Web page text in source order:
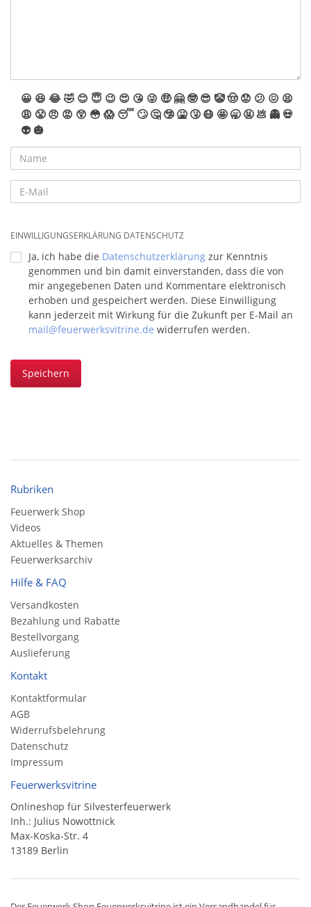
😀 😆 😂🤣 😊 😇 😉 😍 😘 😜 🤑 🤗 🤓 😎 🤡🤠 😟 😕 😖 😫
😩 😤 😠 😡 😲 😳 😱 😴 🙄 🤔 🤥 🤮 🤧 😷 🤩 🥱 🤬 💩 👻 💀
👽 🎃
EINWILLIGUNGSERKLÄRUNG DATENSCHUTZ
Ja, ich habe die Datenschutzerklärung zur Kenntnis
genommen und bin damit einverstanden, dass die von
mir angegebenen Daten und Kommentare elektronisch
erhoben und gespeichert werden. Diese Einwilligung
kann jederzeit mit Wirkung für die Zukunft per E-Mail an
mail@feuerwerksvitrine.de widerrufen werden.
Speichern
Rubriken
Feuerwerk Shop
Videos
Aktuelles & Themen
Feuerwerksarchiv
Hilfe & FAQ
Versandkosten
Bezahlung und Rabatte
Bestellvorgang
Auslieferung
Kontakt
Kontaktformular
AGB
Widerrufsbelehrung
Datenschutz
Impressum
Feuerwerksvitrine
Onlineshop für Silvesterfeuerwerk
Inh.: Julius Nowottnick
Max-Koska-Str. 4
13189 Berlin